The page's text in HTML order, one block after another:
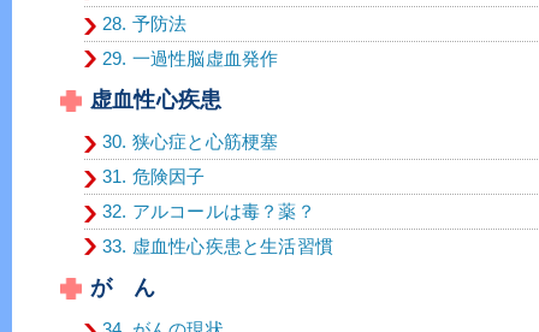
28. 予防法
29. 一過性脳虚血発作
虚血性心疾患
30. 狭心症と心筋梗塞
31. 危険因子
32. アルコールは毒？薬？
33. 虚血性心疾患と生活習慣
が ん